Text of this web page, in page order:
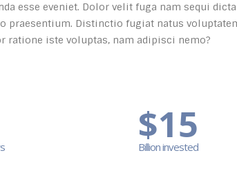
esse eveniet. Dolor velit fuga nam sequi
Distinctio fugiat natus
ratione iste voluptas, nam adipisci nemo?
$15
Billion invested